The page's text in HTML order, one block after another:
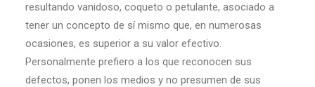
resultando vanidoso, coqueto o petulante, asociado a
tener un concepto de sí mismo que, en numerosas
ocasiones, es superior a su valor efectivo.
Personalmente prefiero a los que reconocen sus
defectos, ponen los medios y no presumen de sus